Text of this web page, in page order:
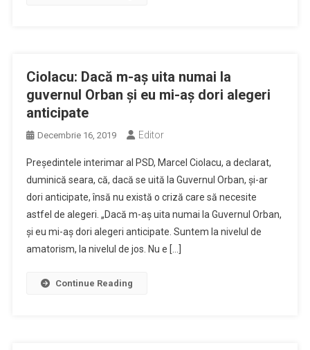
Ciolacu: Dacă m-aş uita numai la
guvernul Orban şi eu mi-aş dori alegeri
anticipate
Decembrie 16, 2019 Editor
Preşedintele interimar al PSD, Marcel Ciolacu, a declarat,
duminică seara, că, dacă se uită la Guvernul Orban, şi-ar
dori anticipate, însă nu există o criză care să necesite
astfel de alegeri. „Dacă m-aş uita numai la Guvernul Orban,
şi eu mi-aş dori alegeri anticipate. Suntem la nivelul de
amatorism, la nivelul de jos. Nu e […]
Continue Reading